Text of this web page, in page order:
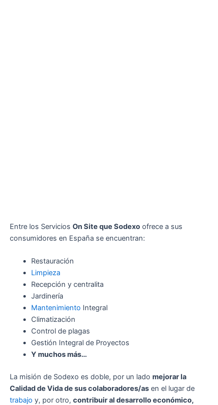
Entre los Servicios On Site que Sodexo ofrece a sus
consumidores en España se encuentran:
Restauración
Limpieza
Recepción y centralita
Jardinería
Mantenimiento Integral
Climatización
Control de plagas
Gestión Integral de Proyectos
Y muchos más…
La misión de Sodexo es doble, por un lado mejorar la
Calidad de Vida de sus colaboradores/as en el lugar de
trabajo y, por otro, contribuir al desarrollo económico,